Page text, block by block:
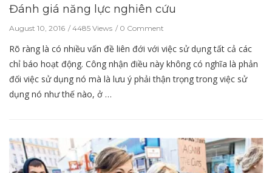
Đánh giá năng lực nghiên cứu
August 10, 2016 4485 Views 0 Comment
Rõ ràng là có nhiều vấn đề liên đới với việc sử dụng tất cả các
chỉ báo hoạt động. Công nhận điều này không có nghĩa là phản
đối việc sử dụng nó mà là lưu ý phải thận trọng trong việc sử
dụng nó như thế nào, ở …